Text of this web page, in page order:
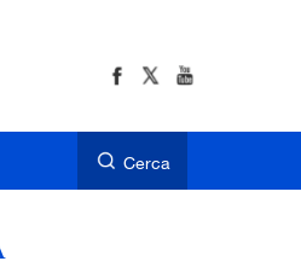
Cerca